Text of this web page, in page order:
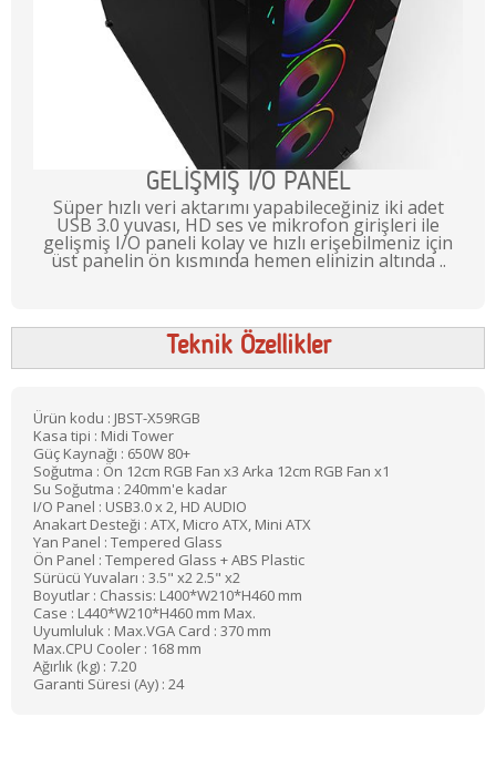
GELİŞMİŞ I/O PANEL
Süper hızlı veri aktarımı yapabileceğiniz iki adet
USB 3.0 yuvası, HD ses ve mikrofon girişleri ile
gelişmiş I/O paneli kolay ve hızlı erişebilmeniz için
üst panelin ön kısmında hemen elinizin altında ..
Teknik Özellikler
Ürün kodu : JBST-X59RGB
Kasa tipi : Midi Tower
Güç Kaynağı : 650W 80+
Soğutma : Ön 12cm RGB Fan x3 Arka 12cm RGB Fan x1
Su Soğutma : 240mm'e kadar
I/O Panel : USB3.0 x 2, HD AUDIO
Anakart Desteği : ATX, Micro ATX, Mini ATX
Yan Panel : Tempered Glass
Ön Panel : Tempered Glass + ABS Plastic
Sürücü Yuvaları : 3.5" x2 2.5" x2
Boyutlar : Chassis: L400*W210*H460 mm
Case : L440*W210*H460 mm Max.
Uyumluluk : Max.VGA Card : 370 mm
Max.CPU Cooler : 168 mm
Ağırlık (kg) : 7.20
Garanti Süresi (Ay) : 24